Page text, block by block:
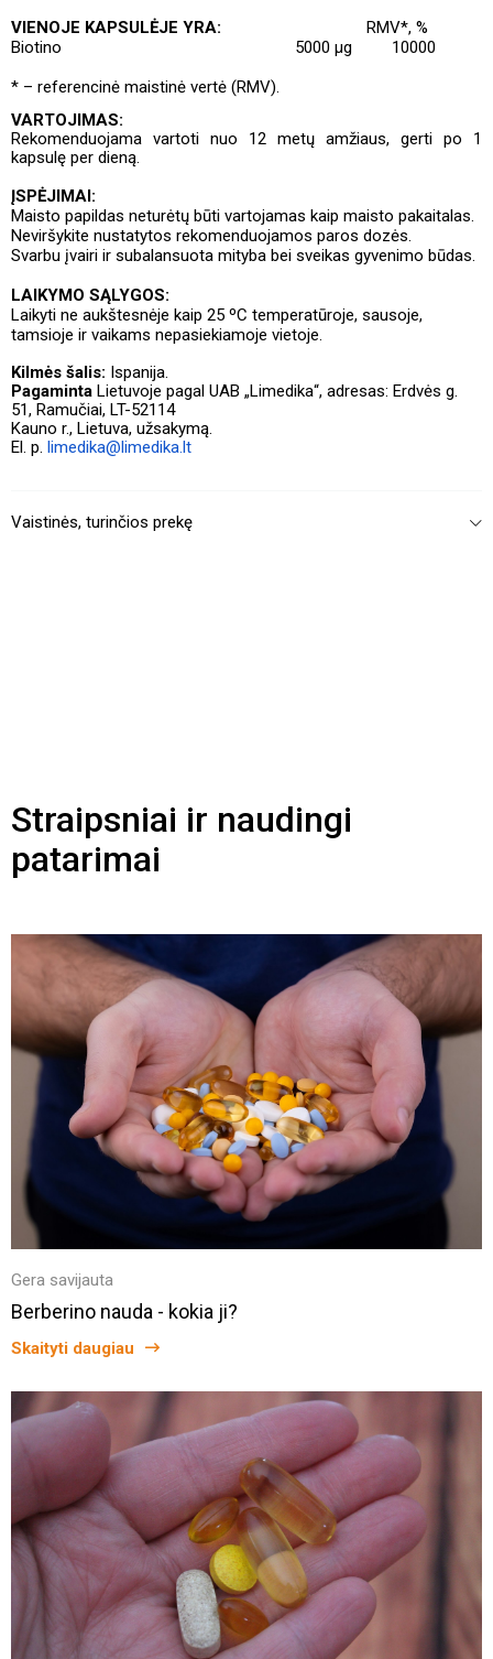
VIENOJE KAPSULĖJE YRA:
RMV*, %
Biotino
5000 µg
10000
* – referencinė maistinė vertė (RMV).
VARTOJIMAS:
Rekomenduojama vartoti nuo 12 metų amžiaus, gerti po 1
kapsulę per dieną.
ĮSPĖJIMAI:
Maisto papildas neturėtų būti vartojamas kaip maisto pakaitalas.
Neviršykite nustatytos rekomenduojamos paros dozės.
Svarbu įvairi ir subalansuota mityba bei sveikas gyvenimo būdas.
LAIKYMO SĄLYGOS:
Laikyti ne aukštesnėje kaip 25 ºC temperatūroje, sausoje,
tamsioje ir vaikams nepasiekiamoje vietoje.
Kilmės šalis: Ispanija.
Pagaminta Lietuvoje pagal UAB „Limedika“, adresas: Erdvės g.
51, Ramučiai, LT-52114
Kauno r., Lietuva, užsakymą.
El. p. limedika@limedika.lt
Vaistinės, turinčios prekę
Straipsniai ir naudingi
patarimai
Gera savijauta
Berberino nauda - kokia ji?
Skaityti daugiau